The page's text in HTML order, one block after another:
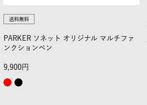
送料無料
PARKER ソネット オリジナル マルチファ
ンクションペン
9,900